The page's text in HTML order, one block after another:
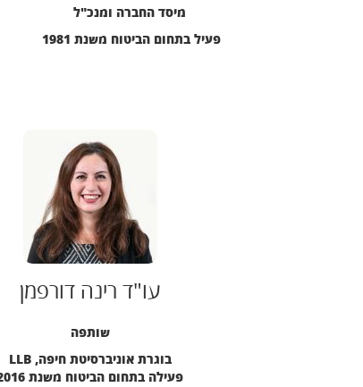
מיסד החברה ומנכ"ל
פעיל בתחום הביטוח משנת 1981
עו"ד רינה דורפמן
שותפה
בוגרת אוניברסיטת חיפה, LLB
פעילה בתחום הביטוח משנת 2016